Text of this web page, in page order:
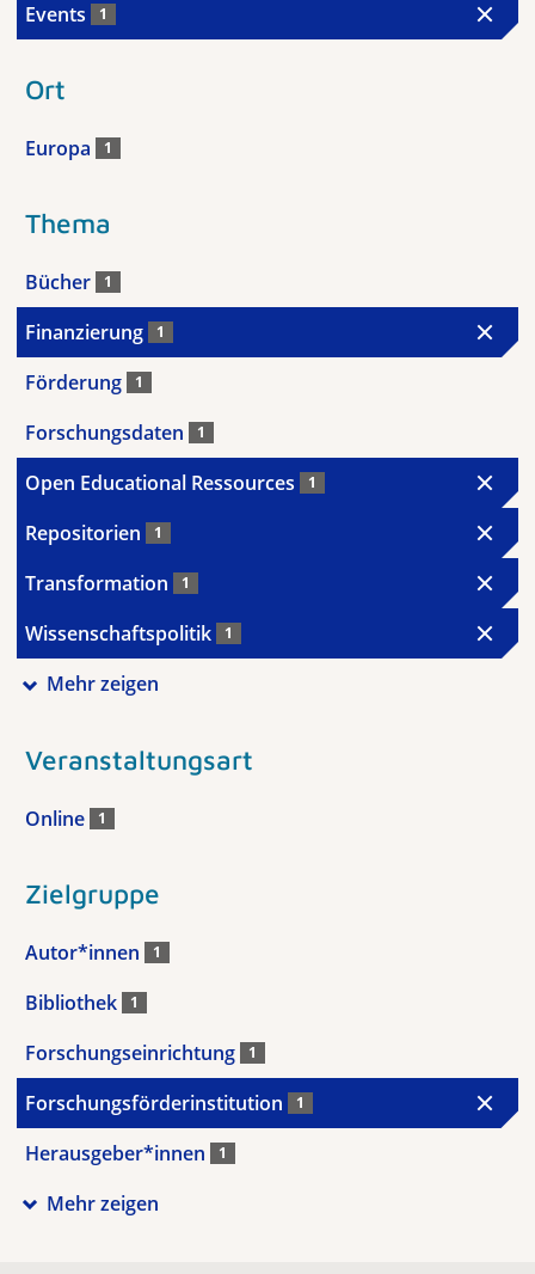
Events 1
Ort
Europa 1
Thema
Bücher 1
Finanzierung 1
Förderung 1
Forschungsdaten 1
Open Educational Ressources 1
Repositorien 1
Transformation 1
Wissenschaftspolitik 1
Mehr zeigen
Veranstaltungsart
Online 1
Zielgruppe
Autor*innen 1
Bibliothek 1
Forschungseinrichtung 1
Forschungsförderinstitution 1
Herausgeber*innen 1
Mehr zeigen